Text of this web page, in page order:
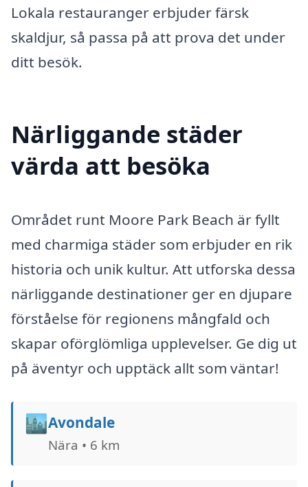
Lokala restauranger erbjuder färsk
skaldjur, så passa på att prova det under
ditt besök.
Närliggande städer
värda att besöka
Området runt Moore Park Beach är fyllt
med charmiga städer som erbjuder en rik
historia och unik kultur. Att utforska dessa
närliggande destinationer ger en djupare
förståelse för regionens mångfald och
skapar oförglömliga upplevelser. Ge dig ut
på äventyr och upptäck allt som väntar!
🏙️Avondale
Nära • 6 km